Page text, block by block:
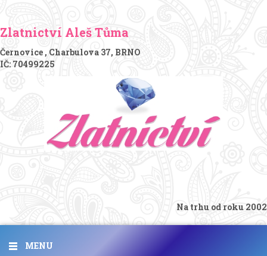
Zlatnictví Aleš Tůma
Černovice , Charbulova 37, BRNO
IČ: 70499225
Na trhu od roku 2002
MENU